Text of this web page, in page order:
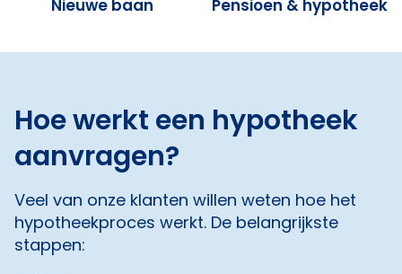
Nieuwe baan Pensioen & hypotheek
Hoe werkt een hypotheek
aanvragen?
Veel van onze klanten willen weten hoe het
hypotheekproces werkt. De belangrijkste
stappen: